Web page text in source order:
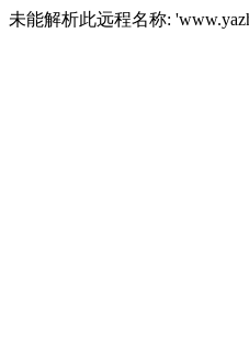
未能解析此远程名称: